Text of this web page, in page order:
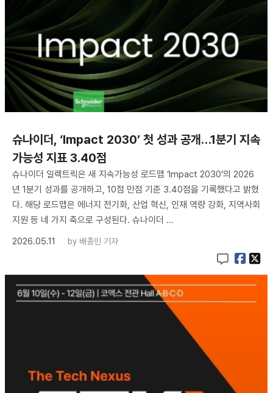
슈나이더, ‘Impact 2030’ 첫 성과 공개…1분기 지속
가능성 지표 3.40점
슈나이더 일렉트릭은 새 지속가능성 로드맵 ‘Impact 2030’의 2026
년 1분기 성과를 공개하고, 10점 만점 기준 3.40점을 기록했다고 밝혔
다. 해당 로드맵은 에너지 전기화, 산업 혁신, 인재 역량 강화, 지역사회
지원 등 네 가지 축으로 구성된다. 슈나이더 …
2026.05.11
by 배종인 기자